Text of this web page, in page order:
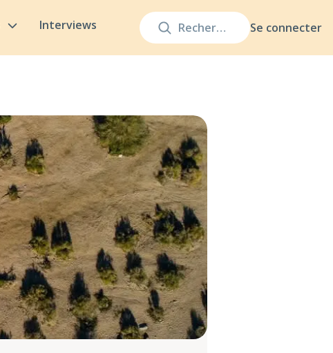
Se connecter
Interviews